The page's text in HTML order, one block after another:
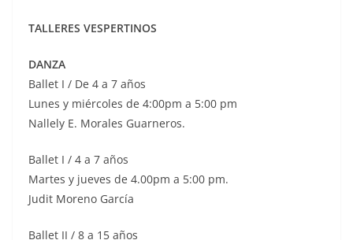
TALLERES VESPERTINOS
DANZA
Ballet I / De 4 a 7 años
Lunes y miércoles de 4:00pm a 5:00 pm
Nallely E. Morales Guarneros.
Ballet I / 4 a 7 años
Martes y jueves de 4.00pm a 5:00 pm.
Judit Moreno García
Ballet II / 8 a 15 años